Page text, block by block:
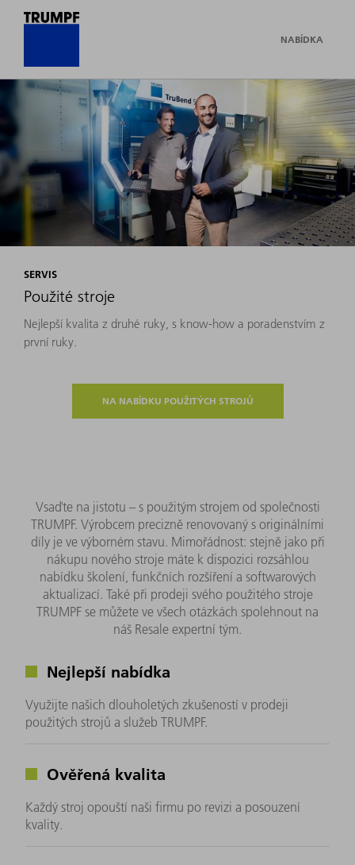
NABÍDKA
SERVIS
Použité stroje
Nejlepší kvalita z druhé ruky, s know-how a poradenstvím z
první ruky.
NA NABÍDKU POUŽITÝCH STROJŮ
Vsaďte na jistotu – s použitým strojem od společnosti
TRUMPF. Výrobcem precizně renovovaný s originálními
díly je ve výborném stavu. Mimořádnost: stejně jako při
nákupu nového stroje máte k dispozici rozsáhlou
nabídku školení, funkčních rozšíření a softwarových
aktualizací. Také při prodeji svého použitého stroje
TRUMPF se můžete ve všech otázkách spolehnout na
náš Resale expertní tým.
Nejlepší nabídka
Využijte našich dlouholetých zkušeností v prodeji
použitých strojů a služeb TRUMPF.
Ověřená kvalita
Každý stroj opouští naši firmu po revizi a posouzení
kvality.